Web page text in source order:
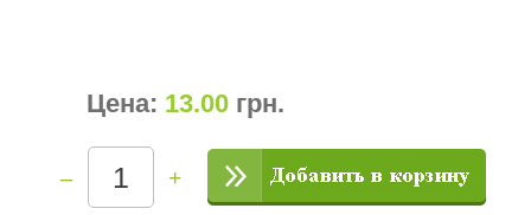
Цена: 13.00 грн.
– +